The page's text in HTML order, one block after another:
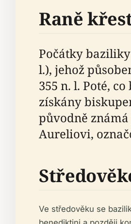
Raně
Počátky
l.), jehož
355 n. l. Poté,
získány
původně
Aureliovi,
Ve středověku se